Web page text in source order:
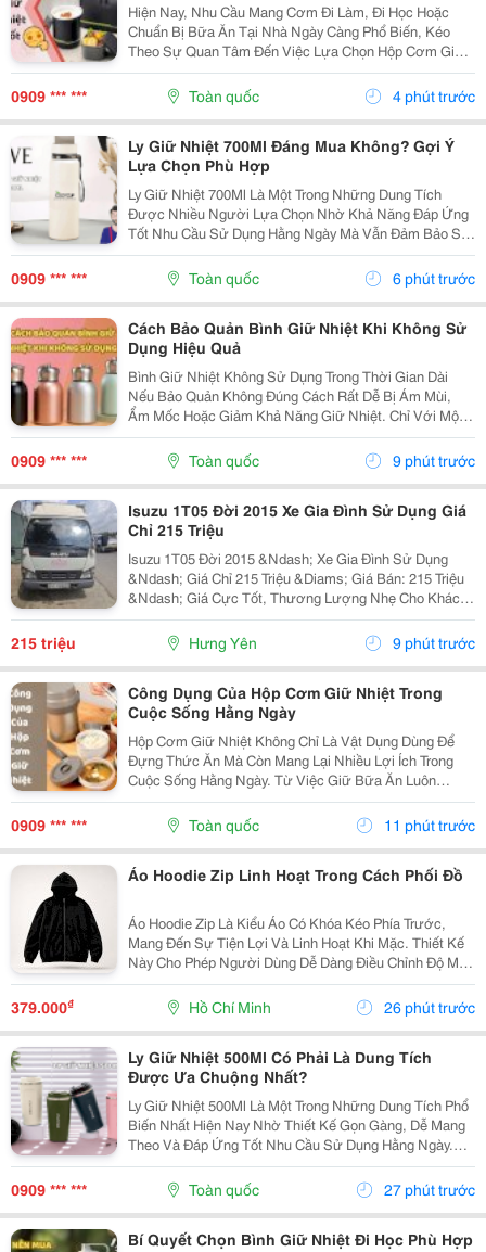
Hiện Nay, Nhu Cầu Mang Cơm Đi Làm, Đi Học Hoặc
Chuẩn Bị Bữa Ăn Tại Nhà Ngày Càng Phổ Biến, Kéo
Theo Sự Quan Tâm Đến Việc Lựa Chọn Hộp Cơm Giữ
Nhiệt Tốt . Một Sản Phẩm Phù Hợp Không Chỉ Giúp Giữ
Món Ăn Thơm Ngon Mà Còn Mang Lại Sự Tiện Lợi Và
An Tâm...
0909 *** *** Toàn quốc 4 phút trước
Ly Giữ Nhiệt 700Ml Đáng Mua Không? Gợi Ý
Lựa Chọn Phù Hợp
Ly Giữ Nhiệt 700Ml Là Một Trong Những Dung Tích
Được Nhiều Người Lựa Chọn Nhờ Khả Năng Đáp Ứng
Tốt Nhu Cầu Sử Dụng Hằng Ngày Mà Vẫn Đảm Bảo Sự
Gọn Gàng Khi Mang Theo. Hãy Cùng Cozycup Tìm Hiểu
Ngay Trong Bài Viết Dưới Đây. 1. Vì Sao Ly Giữ Nhiệt...
0909 *** *** Toàn quốc 6 phút trước
Cách Bảo Quản Bình Giữ Nhiệt Khi Không Sử
Dụng Hiệu Quả
Bình Giữ Nhiệt Không Sử Dụng Trong Thời Gian Dài
Nếu Bảo Quản Không Đúng Cách Rất Dễ Bị Ám Mùi,
Ẩm Mốc Hoặc Giảm Khả Năng Giữ Nhiệt. Chỉ Với Một
Vài Lưu Ý Đơn Giản, Bạn Có Thể Giữ Bình Luôn Sạch
Sẽ Và Bền Đẹp Như Mới. Cùng Tìm Hiểu Các Cách Bảo
Quản...
0909 *** *** Toàn quốc 9 phút trước
Isuzu 1T05 Đời 2015 Xe Gia Đình Sử Dụng Giá
Chỉ 215 Triệu
Isuzu 1T05 Đời 2015 &Ndash; Xe Gia Đình Sử Dụng
&Ndash; Giá Chỉ 215 Triệu &Diams; Giá Bán: 215 Triệu
&Ndash; Giá Cực Tốt, Thương Lượng Nhẹ Cho Khách
Thiện Chí! &Diams; Thông Tin Xe &Diams; Hãng Xe:
Isuzu &Diams; Đời: 2015 &Diams; Tải Trọng: 1 Tấn
215 triệu Hưng Yên 9 phút trước
Công Dụng Của Hộp Cơm Giữ Nhiệt Trong
Cuộc Sống Hằng Ngày
Hộp Cơm Giữ Nhiệt Không Chỉ Là Vật Dụng Dùng Để
Đựng Thức Ăn Mà Còn Mang Lại Nhiều Lợi Ích Trong
Cuộc Sống Hằng Ngày. Từ Việc Giữ Bữa Ăn Luôn
Thơm Ngon Đến Giúp Người Dùng Chủ Động Hơn Khi
Mang Cơm Đi Làm Hay Đi Học, Sản Phẩm Này Ngày
Càng Được Nhiều...
0909 *** *** Toàn quốc 11 phút trước
Áo Hoodie Zip Linh Hoạt Trong Cách Phối Đồ
Áo Hoodie Zip Là Kiểu Áo Có Khóa Kéo Phía Trước,
Mang Đến Sự Tiện Lợi Và Linh Hoạt Khi Mặc. Thiết Kế
Này Cho Phép Người Dùng Dễ Dàng Điều Chỉnh Độ Mở
Của Áo, Đồng Thời Có Thể Layer Với Nhiều Item Khác
Nhau. Hoodie Zip Có Thể Mặc Cùng Áo Thun Basic,...
379.000₫ Hồ Chí Minh 26 phút trước
Ly Giữ Nhiệt 500Ml Có Phải Là Dung Tích
Được Ưa Chuộng Nhất?
Ly Giữ Nhiệt 500Ml Là Một Trong Những Dung Tích Phổ
Biến Nhất Hiện Nay Nhờ Thiết Kế Gọn Gàng, Dễ Mang
Theo Và Đáp Ứng Tốt Nhu Cầu Sử Dụng Hằng Ngày.
Vậy Ly Giữ Nhiệt 500Ml Có Những Ưu Điểm Gì Và Làm
Sao Để Chọn Được Sản Phẩm Chất Lượng? Hãy
Cùng...
0909 *** *** Toàn quốc 27 phút trước
Bí Quyết Chọn Bình Giữ Nhiệt Đi Học Phù Hợp